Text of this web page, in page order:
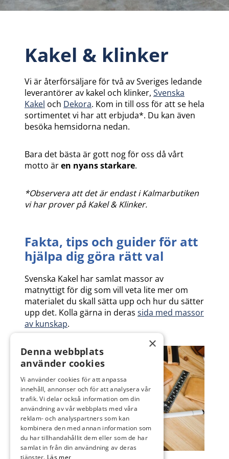
Kakel & klinker
Vi är återförsäljare för två av Sveriges ledande
leverantörer av kakel och klinker, Svenska
Kakel och Dekora. Kom in till oss för att se hela
sortimentet vi har att erbjuda*. Du kan även
besöka hemsidorna nedan.
Bara det bästa är gott nog för oss då vårt
motto ären nyans starkare.
*Observera att det är endast i Kalmarbutiken
vi har prover på Kakel & Klinker.
Fakta, tips och guider för att
hjälpa dig göra rätt val
Svenska Kakel har samlat massor av
matnyttigt för dig som vill veta lite mer om
materialet du skall sätta upp och hur du sätter
upp det. Kolla gärna in deras sida med massor
av kunskap.
×
Denna webbplats
använder cookies
Vi använder cookies för att anpassa
innehåll, annonser och för att analysera vår
trafik. Vi delar också information om din
användning av vår webbplats med våra
reklam- och analyspartners som kan
kombinera den med annan information som
du har tillhandahållit dem eller som de har
samlat in från din användning av deras
tjänster. Läs mer